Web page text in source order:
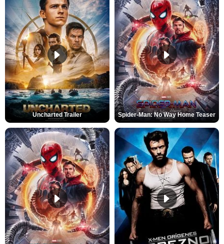
Uncharted Trailer Spider-Man: No Way Home Teaser